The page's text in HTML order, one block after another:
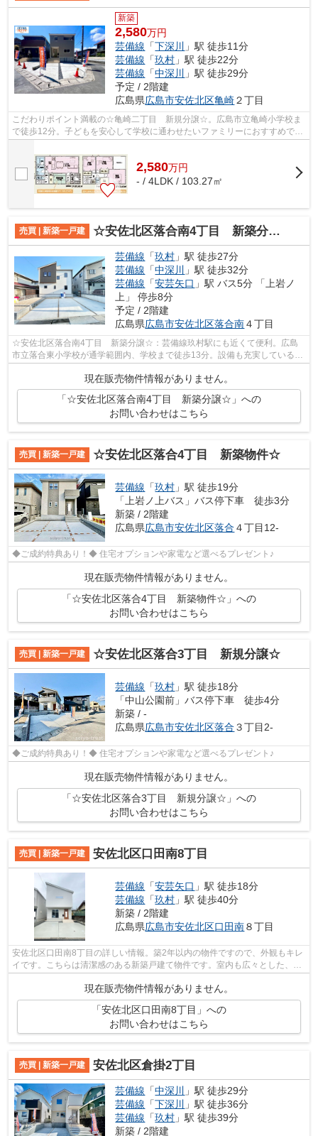
新築
2,580万円
芸備線 「下深川
」駅 徒歩11分
芸備線 「玖村 」駅 徒歩22分
芸備線 「中深川
」駅 徒歩29分
予定 / 2階建
広島県広島市安佐北区亀崎２丁目
こだわりポイント満載の☆亀崎二丁目 新規分譲☆。広島市立亀崎小学校ま
で徒歩12分。子どもを安心して学校に通わせたいファミリーにおすすめで
す。新生活のスタートに一戸建てをお求め...
2,580万円
- / 4LDK / 103.27㎡
売買 | 新築一戸建 ☆安佐北区落合南4丁目 新築分譲☆
芸備線 「玖村 」駅 徒歩27分
芸備線 「中深川 」駅 徒歩32分
芸備線 「安芸矢口 」駅 バス5分 「上岩ノ
上」 停歩8分
予定 / 2階建
広島県広島市安佐北区落合南４丁目
☆安佐北区落合南4丁目 新築分譲☆：芸備線玖村駅にも近くて便利。広島
市立落合東小学校が通学範囲内、学校まで徒歩13分。設備も充実している新
築戸建ての物件はいかがでしょうか。お住...
現在販売物件情報がありません。
「☆安佐北区落合南4丁目 新築分譲☆」への
お問い合わせはこちら
売買 | 新築一戸建 ☆安佐北区落合4丁目 新築物件☆
芸備線 「玖村 」駅 徒歩19分
「上岩ノ上バス」バス停下車 徒歩3分
新築 / 2階建
広島県広島市安佐北区落合 ４丁目12-
◆ご成約特典あり！◆ 住宅オプションや家電など選べるプレゼント♪
現在販売物件情報がありません。
「☆安佐北区落合4丁目 新築物件☆」への
お問い合わせはこちら
売買 | 新築一戸建 ☆安佐北区落合3丁目 新規分譲☆
芸備線 「玖村 」駅 徒歩18分
「中山公園前」バス停下車 徒歩4分
新築 / -
広島県広島市安佐北区落合 ３丁目2-
◆ご成約特典あり！◆ 住宅オプションや家電など選べるプレゼント♪
現在販売物件情報がありません。
「☆安佐北区落合3丁目 新規分譲☆」への
お問い合わせはこちら
売買 | 新築一戸建 安佐北区口田南8丁目
芸備線 「安芸矢口 」駅 徒歩18分
芸備線 「玖村 」駅 徒歩40分
新築 / 2階建
広島県広島市安佐北区口田南８丁目
安佐北区口田南8丁目の詳しい情報。築2年以内の物件ですので、外観もキレ
イです。こちらは清潔感のある新築戸建て物件です。室内も広々とした、令
和5年7月築の物件で、多くの方に好評...
現在販売物件情報がありません。
「安佐北区口田南8丁目」への
お問い合わせはこちら
売買 | 新築一戸建 安佐北区倉掛2丁目
芸備線 「中深川
」駅 徒歩29分
芸備線 「下深川
」駅 徒歩36分
芸備線 「玖村 」駅 徒歩39分
新築 / 2階建